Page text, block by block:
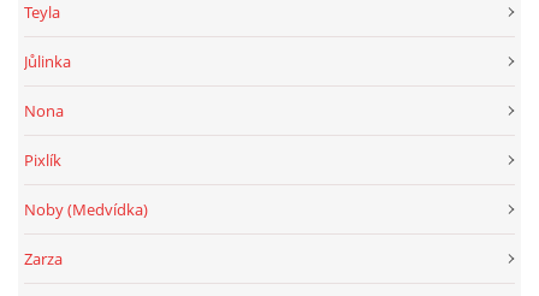
Teyla
Jůlinka
Nona
Pixlík
Noby (Medvídka)
Zarza